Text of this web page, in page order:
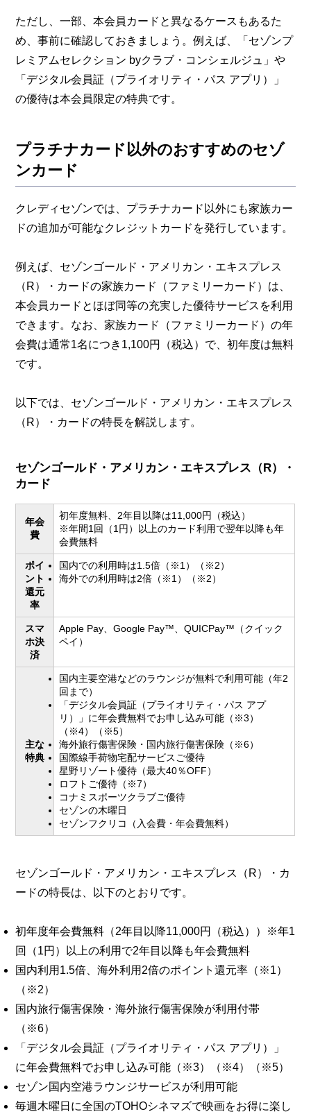
ただし、一部、本会員カードと異なるケースもあるた
め、事前に確認しておきましょう。例えば、「セゾンプ
レミアムセレクション byクラブ・コンシェルジュ」や
「デジタル会員証（プライオリティ・パス アプリ）」
の優待は本会員限定の特典です。
プラチナカード以外のおすすめのセゾ
ンカード
クレディセゾンでは、プラチナカード以外にも家族カー
ドの追加が可能なクレジットカードを発行しています。
例えば、セゾンゴールド・アメリカン・エキスプレス
（R）・カードの家族カード（ファミリーカード）は、
本会員カードとほぼ同等の充実した優待サービスを利用
できます。なお、家族カード（ファミリーカード）の年
会費は通常1名につき1,100円（税込）で、初年度は無料
です。
以下では、セゾンゴールド・アメリカン・エキスプレス
（R）・カードの特長を解説します。
セゾンゴールド・アメリカン・エキスプレス（R）・
カード
年会
費
初年度無料、2年目以降は11,000円（税込）
※年間1回（1円）以上のカード利用で翌年以降も年
会費無料
ポイ
ント
還元
率
国内での利用時は1.5倍（※1）（※2）
海外での利用時は2倍（※1）（※2）
スマ
ホ決
済
Apple Pay、Google Pay™、QUICPay™（クイック
ペイ）
主な
特典
国内主要空港などのラウンジが無料で利用可能（年2
回まで）
「デジタル会員証（プライオリティ・パス アプ
リ）」に年会費無料でお申し込み可能（※3）
（※4）（※5）
海外旅行傷害保険・国内旅行傷害保険（※6）
国際線手荷物宅配サービスご優待
星野リゾート優待（最大40％OFF）
ロフトご優待（※7）
コナミスポーツクラブご優待
セゾンの木曜日
セゾンフクリコ（入会費・年会費無料）
セゾンゴールド・アメリカン・エキスプレス（R）・カ
ードの特長は、以下のとおりです。
初年度年会費無料（2年目以降11,000円（税込））※年1
回（1円）以上の利用で2年目以降も年会費無料
国内利用1.5倍、海外利用2倍のポイント還元率（※1）
（※2）
国内旅行傷害保険・海外旅行傷害保険が利用付帯
（※6）
「デジタル会員証（プライオリティ・パス アプリ）」
に年会費無料でお申し込み可能（※3）（※4）（※5）
セゾン国内空港ラウンジサービスが利用可能
毎週木曜日に全国のTOHOシネマズで映画をお得に楽し